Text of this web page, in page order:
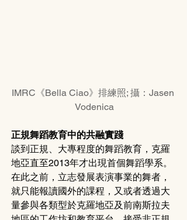
IMRC《Bella Ciao》排練照; 攝：Jasen
Vodenica
正規舞蹈教育中的共融實踐
談到正規、大專程度的舞蹈教育，克羅
地亞直至2013年才出現首個舞蹈學系。
在此之前，立志發展表演事業的舞者，
就只能報讀國外的課程，又或者透過大
量參與各類型於克羅地亞及前南斯拉夫